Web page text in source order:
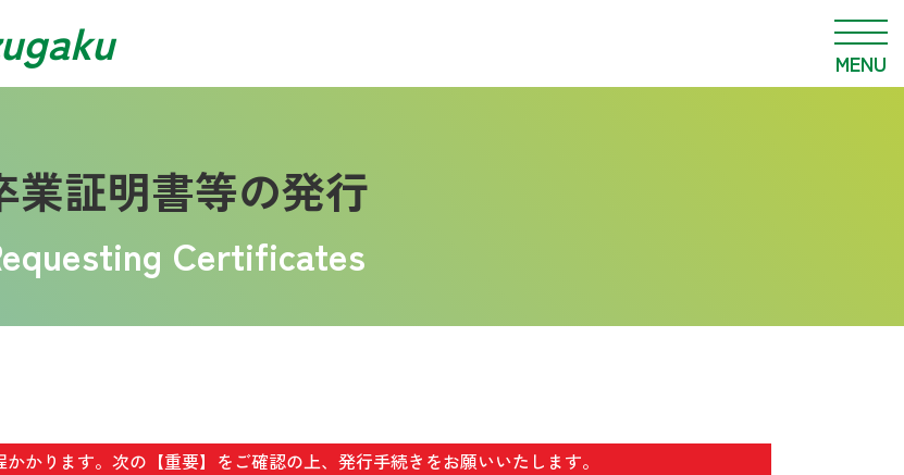
MENU
業証明書等の発行
Certificates
かります。次の【重要】をご確認の上、発行手続きをお願いいたします。